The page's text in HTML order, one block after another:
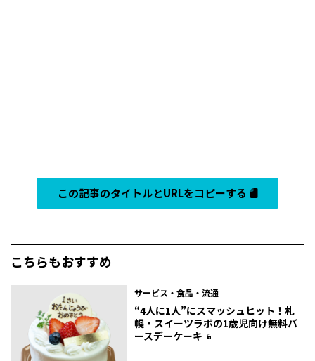
この記事のタイトルとURLをコピーする
こちらもおすすめ
サービス・食品・流通
“4人に1人”にスマッシュヒット！札
幌・スイーツラボの1歳児向け無料バ
ースデーケーキ